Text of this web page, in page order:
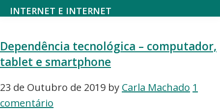
Saltar
o
menu
principal
Skip
main
content
INTERNET E INTERNET
aborda
alojamento,
domínios,
SEO,
marketing
Dependência tecnológica – computador,
tablet e smartphone
23 de Outubro de 2019 by Carla Machado 1
comentário